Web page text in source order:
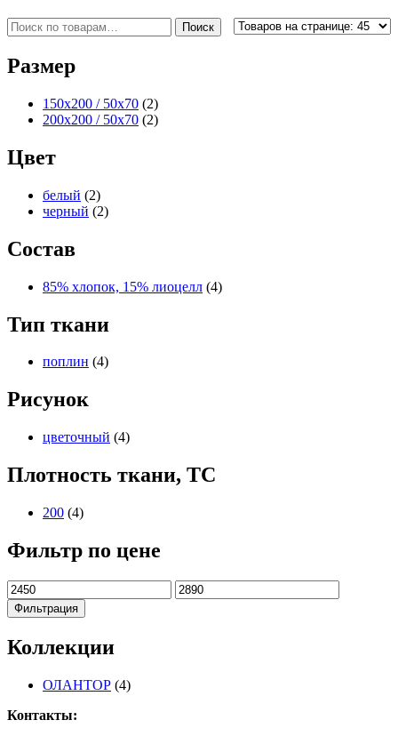
Искать: Поиск
Размер
150x200 / 50x70 (2)
200x200 / 50x70 (2)
Цвет
белый (2)
черный (2)
Состав
85% хлопок, 15% лиоцелл (4)
Тип ткани
поплин (4)
Рисунок
цветочный (4)
Плотность ткани, TC
200 (4)
Фильтр по цене
Минимальная
цена
Максимальная
цена
Фильтрация
Коллекции
ОЛАНТОР (4)
Контакты: